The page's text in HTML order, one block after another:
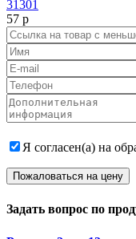
57 p
Я согласен(а) на
Пожаловаться на цену
Задать вопрос по